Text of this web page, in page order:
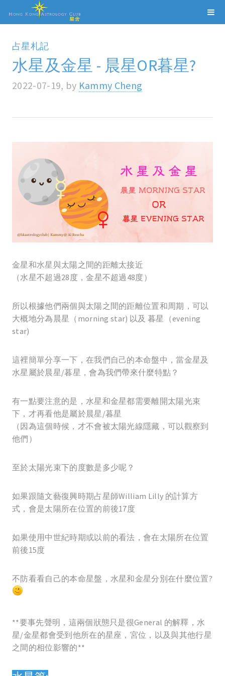
占星札記
水星及金星 - 晨星OR暮星?
2022-07-19, by Kammy Cheng
金星和水星與太陽之間的距離太接近
（水星不超過28度，金星不超過48度）
所以根據他們兩個與太陽之間的距離位置和周期，可以
大概地分為晨星（morning star) 以及 暮星（evening
star)
這裡簡單分享一下，在我們自己的本命盤中，當金星及
水星屬於晨星/暮星，會為我們帶來什麼特點？
有一點要注意的是，水星和金星都需要離開太陽光束
下，才再看他是屬於晨星/暮星
（因為這個時候，才不會被太陽光線隱藏，可以觀察到
他們）
至於太陽光束下的度數是多少呢？
如果跟隨文藝復興時期占星師William Lilly 的計算方
式，會是太陽所在位置的前後17度
如果使用中世紀時期或以前的看法，會在太陽所在位置
前後15度
不防看看自己的本命星盤，水星和金星分別在什麼位置?
**要事先聲明，這兩個狀態只是很General 的解釋，水
星/金星都會受到他所在的星座，宮位，以及與其他行星
之間的相位影響的**